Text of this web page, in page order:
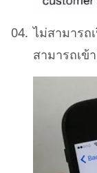
ไม่สามารถ
สามารถเข้